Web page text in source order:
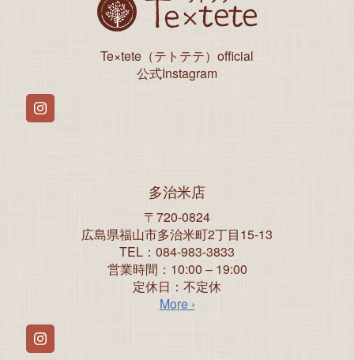
Te×tete（テトテテ）official
公式Instagram
Instagram
多治米店
〒720-0824
広島県福山市多治米町2丁目15-13
TEL：084-983-3833
営業時間：10:00 – 19:00
定休日：不定休
More ›
Instagram